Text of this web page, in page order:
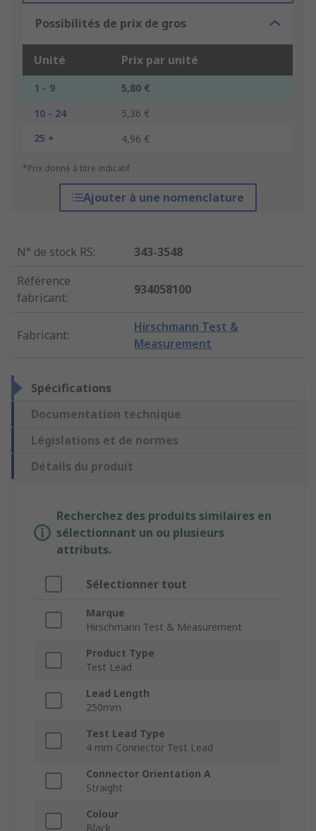
Possibilités de prix de gros
Unité Prix par unité
1 - 9
5,80 €
10 - 24
5,36 €
25 +
4,96 €
*Prix donné à titre indicatif
Ajouter à une nomenclature
N° de stock RS:
343-3548
Référence
fabricant:
934058100
Fabricant:
Hirschmann Test &
Measurement
Spécifications
Documentation technique
Législations et de normes
Détails du produit
Recherchez des produits similaires en
sélectionnant un ou plusieurs
attributs.
Sélectionner tout
Marque
Hirschmann Test & Measurement
Product Type
Test Lead
Lead Length
250mm
Test Lead Type
4 mm Connector Test Lead
Connector Orientation A
Straight
Colour
Black